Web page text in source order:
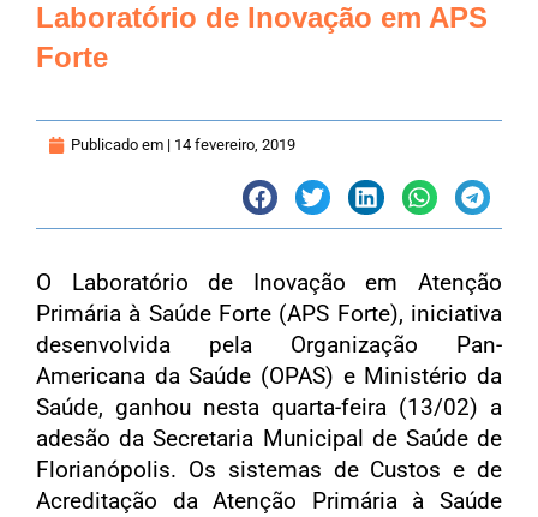
Laboratório de Inovação em APS
Forte
Publicado em | 14 fevereiro, 2019
O Laboratório de Inovação em Atenção
Primária à Saúde Forte (APS Forte), iniciativa
desenvolvida pela Organização Pan-
Americana da Saúde (OPAS) e Ministério da
Saúde, ganhou nesta quarta-feira (13/02) a
adesão da Secretaria Municipal de Saúde de
Florianópolis. Os sistemas de Custos e de
Acreditação da Atenção Primária à Saúde